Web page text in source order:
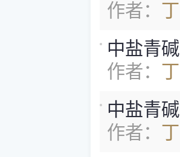
作者：
中盐青
作者：
中盐青
作者：